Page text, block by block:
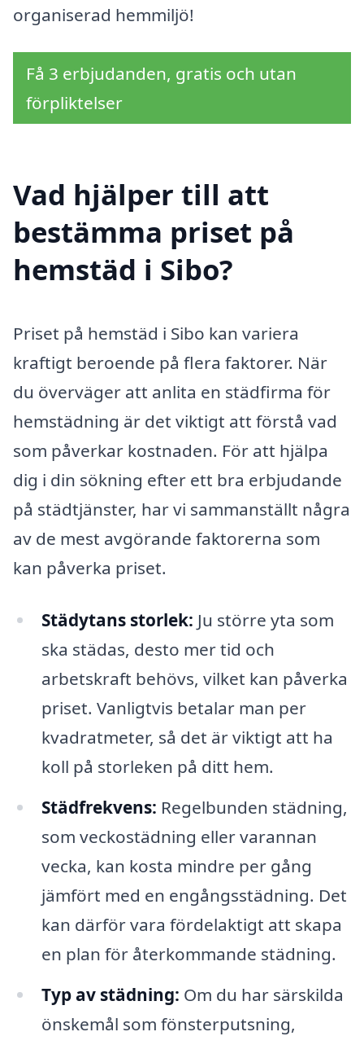
organiserad hemmiljö!
Få 3 erbjudanden, gratis och utan
förpliktelser
Vad hjälper till att
bestämma priset på
hemstäd i Sibo?
Priset på hemstäd i Sibo kan variera
kraftigt beroende på flera faktorer. När
du överväger att anlita en städfirma för
hemstädning är det viktigt att förstå vad
som påverkar kostnaden. För att hjälpa
dig i din sökning efter ett bra erbjudande
på städtjänster, har vi sammanställt några
av de mest avgörande faktorerna som
kan påverka priset.
Städytans storlek: Ju större yta som
ska städas, desto mer tid och
arbetskraft behövs, vilket kan påverka
priset. Vanligtvis betalar man per
kvadratmeter, så det är viktigt att ha
koll på storleken på ditt hem.
Städfrekvens: Regelbunden städning,
som veckostädning eller varannan
vecka, kan kosta mindre per gång
jämfört med en engångsstädning. Det
kan därför vara fördelaktigt att skapa
en plan för återkommande städning.
Typ av städning: Om du har särskilda
önskemål som fönsterputsning,